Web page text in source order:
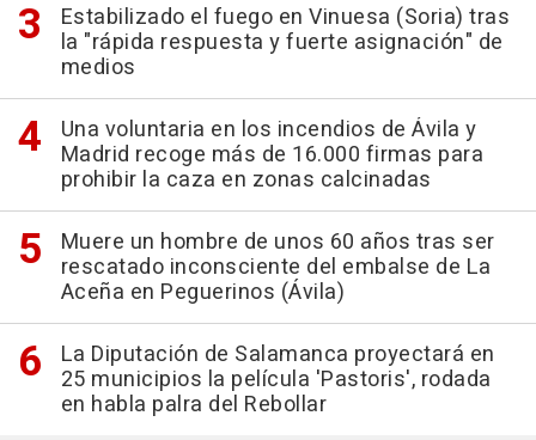
Estabilizado el fuego en Vinuesa (Soria) tras
la "rápida respuesta y fuerte asignación" de
medios
Una voluntaria en los incendios de Ávila y
Madrid recoge más de 16.000 firmas para
prohibir la caza en zonas calcinadas
Muere un hombre de unos 60 años tras ser
rescatado inconsciente del embalse de La
Aceña en Peguerinos (Ávila)
La Diputación de Salamanca proyectará en
25 municipios la película 'Pastoris', rodada
en habla palra del Rebollar